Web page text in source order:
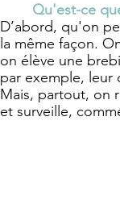
Qu'est-ce
D’abord, qu'on
la même façon.
on élève une
par exemple, leur
Mais, partout, on
et surveille,